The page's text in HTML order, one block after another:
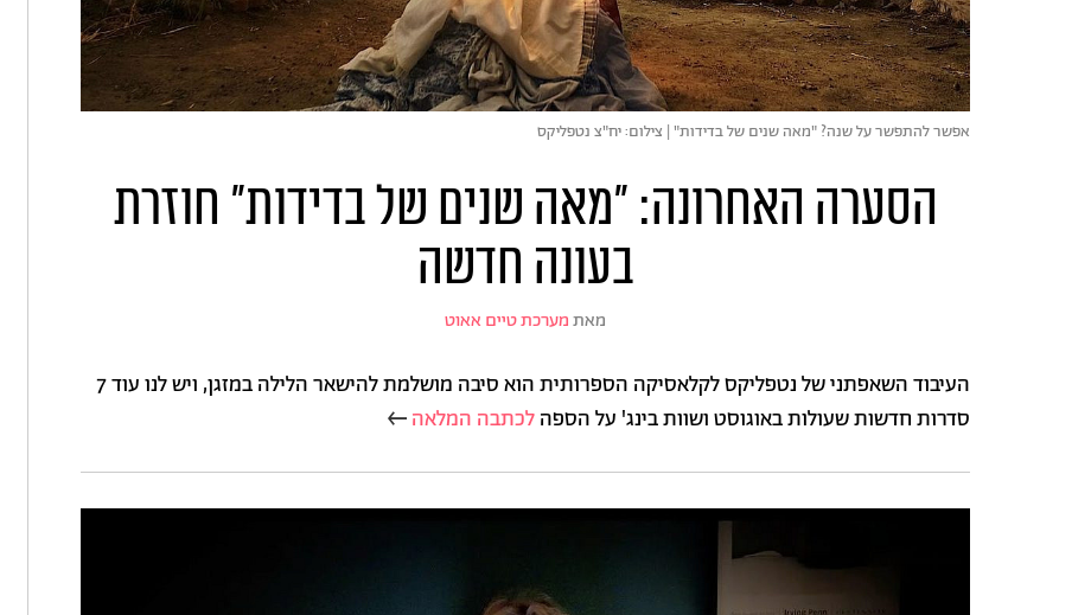
אפשר להתפשר על שנה? "מאה שנים של בדידות" | צילום: יח"צ נטפליקס
הסערה האחרונה: "מאה שנים של בדידות" חוזרת
בעונה חדשה
מאתמערכת טיים אאוט
העיבוד השאפתני של נטפליקס לקלאסיקה הספרותית הוא סיבה מושלמת להישאר הלילה במזגן, ויש לנו עוד 7
סדרות חדשות שעולות באוגוסט ושוות בינג' על הספהלכתבה המלאה